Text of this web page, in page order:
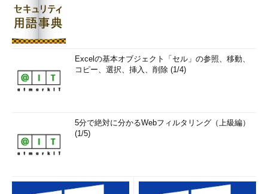
Excelの基本オブジェクト「セル」の参照、移動、
コピー、選択、挿入、削除 (1/4)
5分で絶対に分かるWebフィルタリング（上級編）
(1/5)